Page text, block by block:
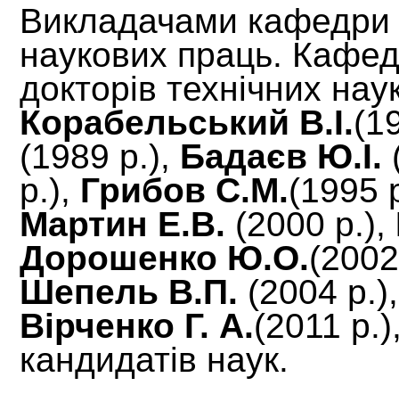
Викладачами кафедри
наукових праць.
докторів технічних
Корабельський В.І.
(1989 р.), Бадаєв Ю.І.
р.), Грибов С.М.(1995
Мартин Е.В. (2000 р.),
Дорошенко Ю.О.
Шепель В.П. (2004 р.),
Вірченко Г. А.(2011
кандидатів наук.